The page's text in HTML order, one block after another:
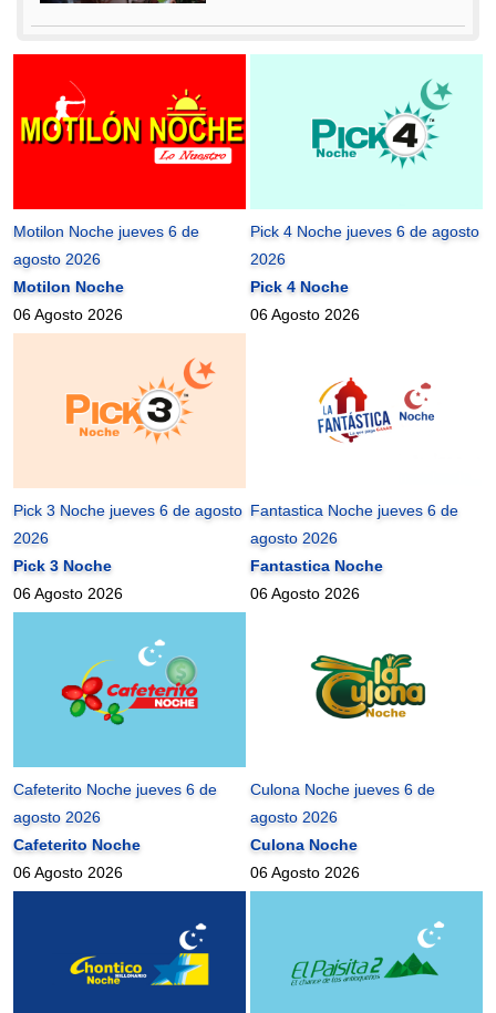
Motilon Noche jueves 6 de
agosto 2026
Motilon Noche
06 Agosto 2026
Pick 4 Noche jueves 6 de agosto
2026
Pick 4 Noche
06 Agosto 2026
Pick 3 Noche jueves 6 de agosto
2026
Pick 3 Noche
06 Agosto 2026
Fantastica Noche jueves 6 de
agosto 2026
Fantastica Noche
06 Agosto 2026
Cafeterito Noche jueves 6 de
agosto 2026
Cafeterito Noche
06 Agosto 2026
Culona Noche jueves 6 de
agosto 2026
Culona Noche
06 Agosto 2026